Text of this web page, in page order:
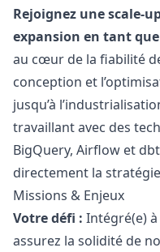
Description
Rejoignez une scale-
expansion en tant
au cœur de la fiabilité
conception et
jusqu’à
travaillant avec des
BigQuery, Airflow et
directement la
Missions & Enjeux
Votre défi : Intégré(e) à
assurez la solidité de